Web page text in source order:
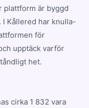
plattform är byggd
Kållered har knulla-
för
upptäck varför
het.
cirka 1 832 vara